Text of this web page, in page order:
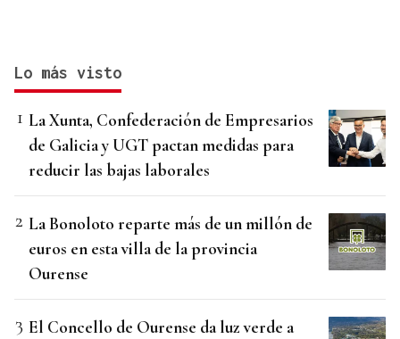
Lo más visto
La Xunta, Confederación de Empresarios
de Galicia y UGT pactan medidas para
reducir las bajas laborales
La Bonoloto reparte más de un millón de
euros en esta villa de la provincia
Ourense
El Concello de Ourense da luz verde a